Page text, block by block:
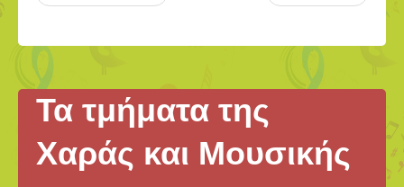
Τα τμήματα της
Χαράς και Μουσικής